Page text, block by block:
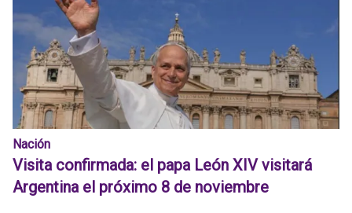
Nación
Visita confirmada: el papa León XIV visitará
Argentina el próximo 8 de noviembre